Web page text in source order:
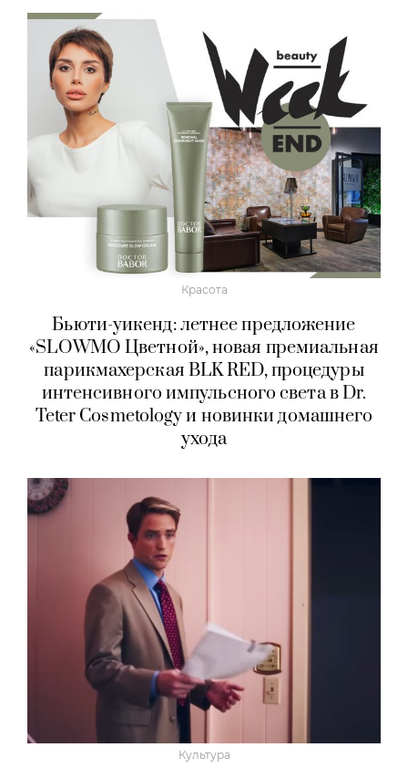
Красота
Бьюти-уикенд: летнее предложение
«SLOWMO Цветной», новая премиальная
парикмахерская BLK RED, процедуры
интенсивного импульсного света в Dr.
Teter Cosmetology и новинки домашнего
ухода
Культура